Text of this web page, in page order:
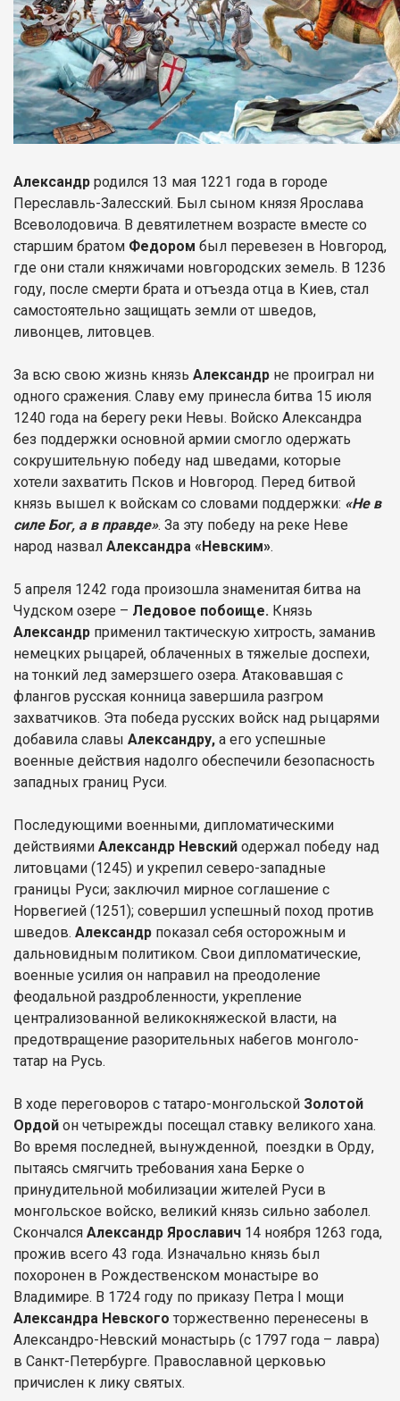
Александр родился 13 мая 1221 года в городе
Переславль-Залесский. Был сыном князя Ярослава
Всеволодовича. В девятилетнем возрасте вместе со
старшим братом Федором был перевезен в Новгород,
где они стали княжичами новгородских земель. В 1236
году, после смерти брата и отъезда отца в Киев, стал
самостоятельно защищать земли от шведов,
ливонцев, литовцев.
За всю свою жизнь князь Александр не проиграл ни
одного сражения. Славу ему принесла битва 15 июля
1240 года на берегу реки Невы. Войско Александра
без поддержки основной армии смогло одержать
сокрушительную победу над шведами, которые
хотели захватить Псков и Новгород. Перед битвой
князь вышел к войскам со словами поддержки: «Не в
силе Бог, а в правде». За эту победу на реке Неве
народ назвал Александра «Невским».
5 апреля 1242 года произошла знаменитая битва на
Чудском озере – Ледовое побоище. Князь
Александр применил тактическую хитрость, заманив
немецких рыцарей, облаченных в тяжелые доспехи,
на тонкий лед замерзшего озера. Атаковавшая с
флангов русская конница завершила разгром
захватчиков. Эта победа русских войск над рыцарями
добавила славы Александру, а его успешные
военные действия надолго обеспечили безопасность
западных границ Руси.
Последующими военными, дипломатическими
действиями Александр Невский одержал победу над
литовцами (1245) и укрепил северо-западные
границы Руси; заключил мирное соглашение с
Норвегией (1251); совершил успешный поход против
шведов. Александр показал себя осторожным и
дальновидным политиком. Свои дипломатические,
военные усилия он направил на преодоление
феодальной раздробленности, укрепление
централизованной великокняжеской власти, на
предотвращение разорительных набегов монголо-
татар на Русь.
В ходе переговоров с татаро-монгольской Золотой
Ордой он четырежды посещал ставку великого хана.
Во время последней, вынужденной, поездки в Орду,
пытаясь смягчить требования хана Берке о
принудительной мобилизации жителей Руси в
монгольское войско, великий князь сильно заболел.
Скончался Александр Ярославич 14 ноября 1263 года,
прожив всего 43 года. Изначально князь был
похоронен в Рождественском монастыре во
Владимире. В 1724 году по приказу Петра I мощи
Александра Невского торжественно перенесены в
Александро-Невский монастырь (с 1797 года – лавра)
в Санкт-Петербурге. Православной церковью
причислен к лику святых.